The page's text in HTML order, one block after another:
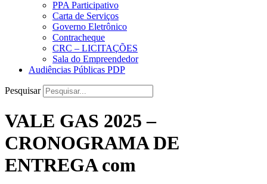
PPA Participativo
Carta de Serviços
Governo Eletrônico
Contracheque
CRC – LICITAÇÕES
Sala do Empreendedor
Audiências Públicas PDP
Pesquisar
VALE GAS 2025 –
CRONOGRAMA DE
ENTREGA com